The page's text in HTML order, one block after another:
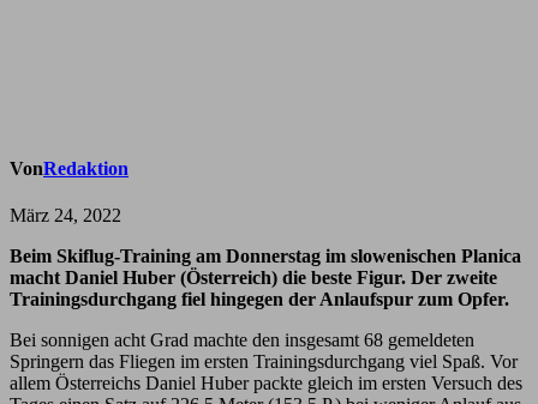
VonRedaktion
März 24, 2022
Beim Skiflug-Training am Donnerstag im slowenischen Planica
macht Daniel Huber (Österreich) die beste Figur. Der zweite
Trainingsdurchgang fiel hingegen der Anlaufspur zum Opfer.
Bei sonnigen acht Grad machte den insgesamt 68 gemeldeten
Springern das Fliegen im ersten Trainingsdurchgang viel Spaß. Vor
allem Österreichs Daniel Huber packte gleich im ersten Versuch des